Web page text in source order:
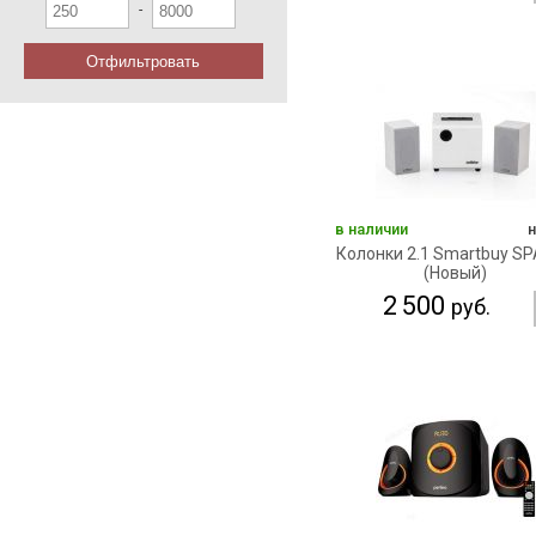
-
Отфильтровать
в наличии
Колонки 2.1 Smartbuy
(Новый)
2 500 руб.